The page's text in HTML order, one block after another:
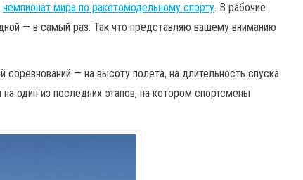
чемпионат мира по ракетомодельному спорту. В рабочие
— в самый раз. Так что представляю вашему вниманию
— на высоту полета, на длительность спуска
один из последних этапов, на котором спортсмены